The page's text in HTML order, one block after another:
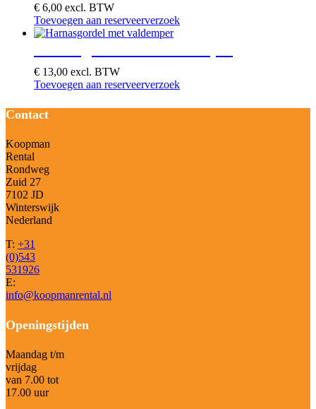
€ 6,00 excl. BTW
Toevoegen aan reserveerverzoek
€ 13,00 excl. BTW
Toevoegen aan reserveerverzoek
Contact
Koopman
Rental
Rondweg
Zuid 27
7102 JD
Winterswijk
Nederland
T: +31
(0)543
531926
E:
info@koopmanrental.nl
Openingstijden
Maandag t/m
vrijdag
van 7.00 tot
17.00 uur